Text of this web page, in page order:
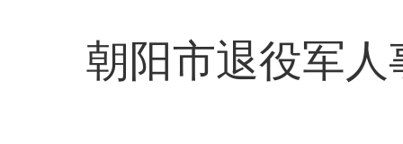
朝阳市退役军